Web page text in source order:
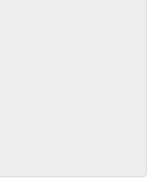
丽人》兔子 2026-06-14